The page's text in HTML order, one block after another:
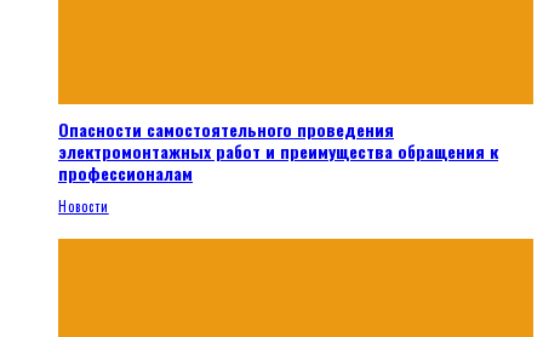
Опасности самостоятельного проведения
электромонтажных работ и преимущества обращения к
профессионалам
Новости